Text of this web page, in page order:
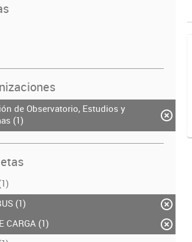
de Observatorio, Estudios y
(1)
(1)
CARGA (1)